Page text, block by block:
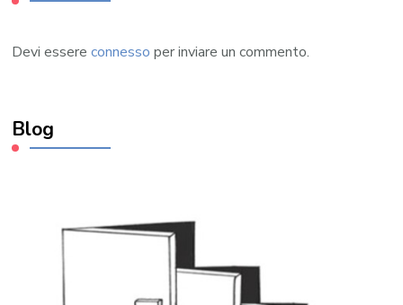
Devi essereconnesso per inviare un commento.
Blog